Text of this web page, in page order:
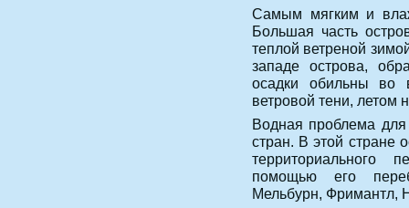
Самым мягким и
Большая часть
теплой ветреной
западе острова,
осадки обильны во
ветровой тени, летом
Водная проблема для
стран. В этой стране
территориального
помощью его
Мельбурн, Фримантл,